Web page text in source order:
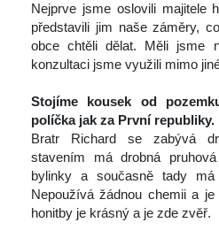
Nejprve jsme oslovili majitele
představili jim naše záměry,
obce chtěli dělat. Měli jsme
konzultaci jsme využili mimo
Stojíme kousek od
políčka jak za První republiky.
Bratr Richard se zabývá
tavením má drobná
bylinky a současně tady
Nepoužívá žádnou chemii a
honitby je krásný a je zde zvěř.